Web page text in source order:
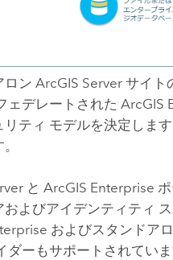
ロンArcGIS Server サイト
ェデレートされたArcGIS
リティ モデルを決定しま
とArcGIS Enterprise
よびアイデンティティ
およびスタンドア
ダーもサポートされてい